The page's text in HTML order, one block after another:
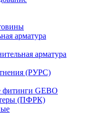
арматура
арматура
(РУРС)
фитинги GEBO
(ПФРК)